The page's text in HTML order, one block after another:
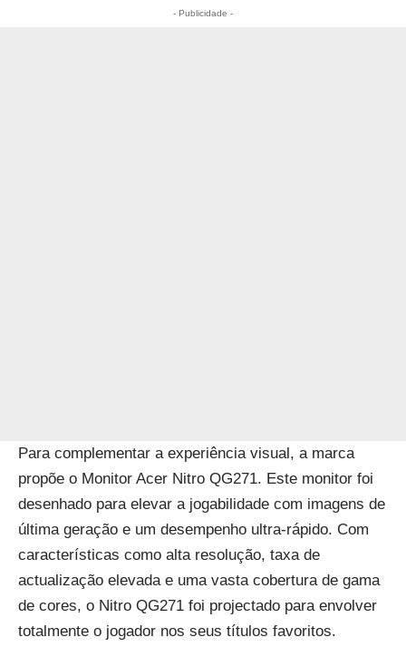
- Publicidade -
Para complementar a experiência visual, a marca
propõe o Monitor Acer Nitro QG271. Este monitor foi
desenhado para elevar a jogabilidade com imagens de
última geração e um desempenho ultra-rápido. Com
características como alta resolução, taxa de
actualização elevada e uma vasta cobertura de gama
de cores, o Nitro QG271 foi projectado para envolver
totalmente o jogador nos seus títulos favoritos.